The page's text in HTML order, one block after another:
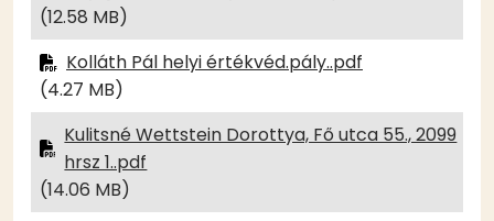
(12.58 MB)
Kolláth Pál helyi értékvéd.pály..pdf
(4.27 MB)
Kulitsné Wettstein Dorottya, Fő utca 55., 2099
hrsz 1..pdf
(14.06 MB)